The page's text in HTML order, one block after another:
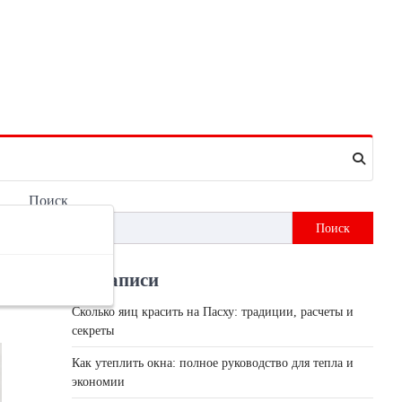
Поиск
Поиск
Недавні записи
Сколько яиц красить на Пасху: традиции, расчеты и
секреты
Как утеплить окна: полное руководство для тепла и
экономии